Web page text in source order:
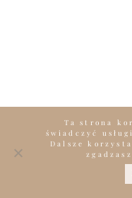
Ta strona
świadczyć
Dalsze